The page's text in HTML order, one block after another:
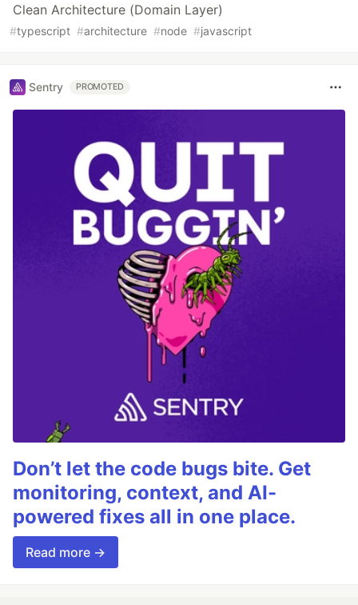
Clean Architecture (Domain Layer)
#typescript #architecture #node #javascript
Sentry PROMOTED
Don’t let the code bugs bite. Get
monitoring, context, and AI-
powered fixes all in one place.
Read more →